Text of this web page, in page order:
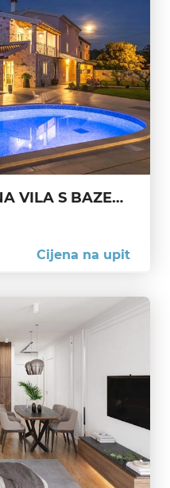
UMAG – AUTENTIČNA VILA S BAZENOM, WELLNESSOM I ŠARMOM PROŠLOSTI NA MIRNOJ LOKACIJI
Cijena na upit